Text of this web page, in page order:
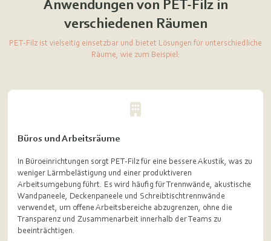
Anwendungen von PET-Filz in
verschiedenen Räumen
PET-Filz ist vielseitig einsetzbar und bietet Lösungen für unterschiedliche
Räume, wie zum Beispiel:
Büros und Arbeitsräume
In Büroeinrichtungen sorgt PET-Filz für eine bessere Akustik, was zu
weniger Lärmbelästigung und einer produktiveren
Arbeitsumgebung führt. Es wird häufig für Trennwände, akustische
Wandpaneele, Deckenpaneele und Schreibtischtrennwände
verwendet, um offene Arbeitsbereiche abzugrenzen, ohne die
Transparenz und Zusammenarbeit innerhalb der Teams zu
beeinträchtigen.